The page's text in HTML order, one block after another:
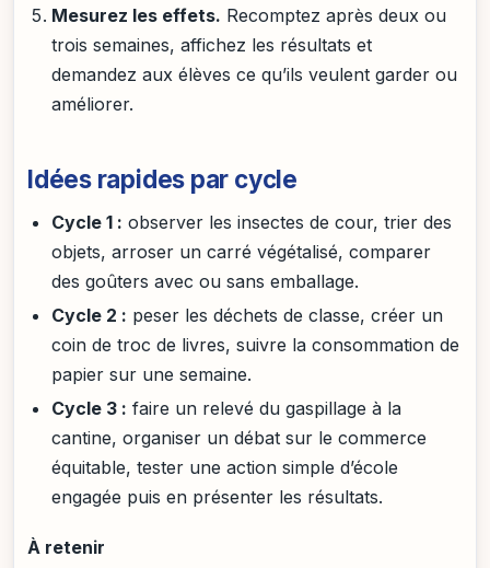
Mesurez les effets. Recomptez après deux ou
trois semaines, affichez les résultats et
demandez aux élèves ce qu’ils veulent garder ou
améliorer.
Idées rapides par cycle
Cycle 1 : observer les insectes de cour, trier des
objets, arroser un carré végétalisé, comparer
des goûters avec ou sans emballage.
Cycle 2 : peser les déchets de classe, créer un
coin de troc de livres, suivre la consommation de
papier sur une semaine.
Cycle 3 : faire un relevé du gaspillage à la
cantine, organiser un débat sur le commerce
équitable, tester une action simple d’école
engagée puis en présenter les résultats.
À retenir